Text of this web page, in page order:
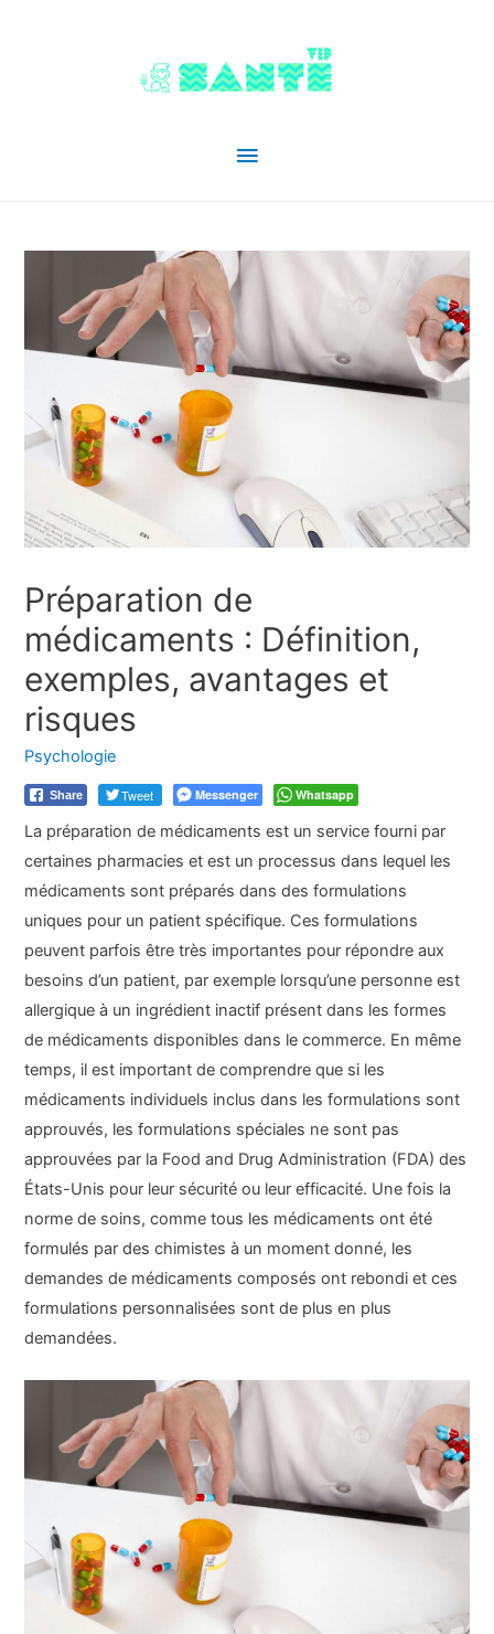
Menu
Préparation de
médicaments : Définition,
exemples, avantages et
risques
Psychologie
Share Tweet Messenger Whatsapp
La préparation de médicaments est un service fourni par
certaines pharmacies et est un processus dans lequel les
médicaments sont préparés dans des formulations
uniques pour un patient spécifique. Ces formulations
peuvent parfois être très importantes pour répondre aux
besoins d’un patient, par exemple lorsqu’une personne est
allergique à un ingrédient inactif présent dans les formes
de médicaments disponibles dans le commerce. En même
temps, il est important de comprendre que si les
médicaments individuels inclus dans les formulations sont
approuvés, les formulations spéciales ne sont pas
approuvées par la Food and Drug Administration (FDA) des
États-Unis pour leur sécurité ou leur efficacité. Une fois la
norme de soins, comme tous les médicaments ont été
formulés par des chimistes à un moment donné, les
demandes de médicaments composés ont rebondi et ces
formulations personnalisées sont de plus en plus
demandées.